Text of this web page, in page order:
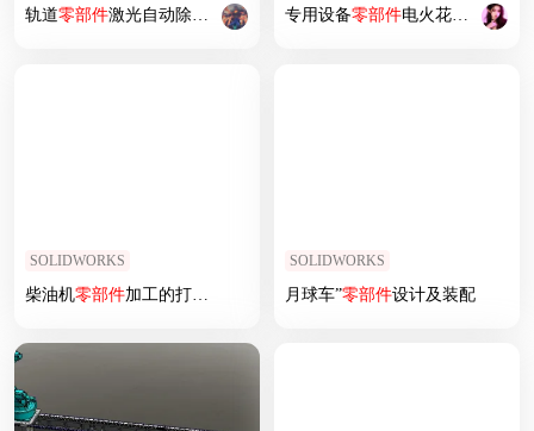
轨道零部件激光自动除胶系统设计 专用设备零部件电火花加工机
SOLIDWORKS
柴油机零部件加工的打磨装置
SOLIDWORKS
月球车”零部件设计及装配